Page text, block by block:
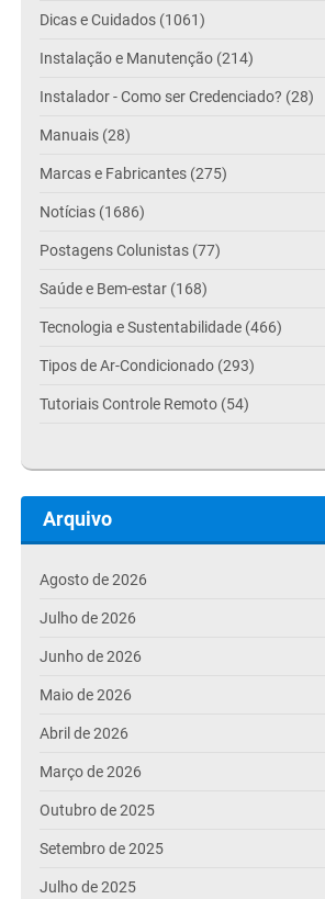
Dicas e Cuidados (1061)
Instalação e Manutenção (214)
Instalador - Como ser Credenciado? (28)
Manuais (28)
Marcas e Fabricantes (275)
Notícias (1686)
Postagens Colunistas (77)
Saúde e Bem-estar (168)
Tecnologia e Sustentabilidade (466)
Tipos de Ar-Condicionado (293)
Tutoriais Controle Remoto (54)
Arquivo
Agosto de 2026
Julho de 2026
Junho de 2026
Maio de 2026
Abril de 2026
Março de 2026
Outubro de 2025
Setembro de 2025
Julho de 2025